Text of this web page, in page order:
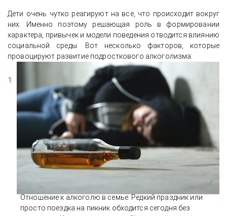
Дети очень чутко реагируют на всё, что происходит вокруг
них. Именно поэтому решающая роль в формировании
характера, привычек и модели поведения отводится влиянию
социальной среды. Вот несколько факторов, которые
провоцируют развитие подросткового алкоголизма:
Отношение к алкоголю в семье. Редкий праздник или
просто поездка на пикник обходится сегодня без